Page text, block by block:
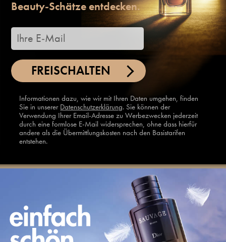
Beauty-Schätze entdecken.
FREISCHALTEN
Informationen dazu, wie wir mit Ihren Daten umgehen, finden
Sie in unserer Datenschutzerklärung. Sie können der
Verwendung Ihrer Email-Adresse zu Werbezwecken jederzeit
durch eine formlose E-Mail widersprechen, ohne dass hierfür
andere als die Übermittlungskosten nach den Basistarifen
entstehen.